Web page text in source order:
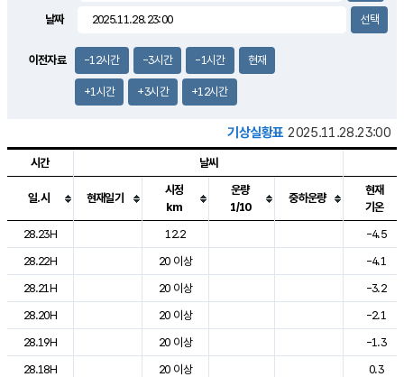
1.5m/s
날짜
이전자료 -12시간 -3시간 -1시간 현재
+1시간 +3시간 +12시간
기상실황표 2025.11.28.23:00
도시별 기상실황표로 지점, 날씨, 기온, 강수, 바람, 기압등을 안내한 표입
시간 날씨
일.시 현재일기
시정
km
운량
1/10
중하운량
현재
기온
28.23H
12.2
-4.5
28.22H
20 이상
-4.1
28.21H
20 이상
-3.2
28.20H
20 이상
-2.1
28.19H
20 이상
-1.3
28.18H
20 이상
0.3